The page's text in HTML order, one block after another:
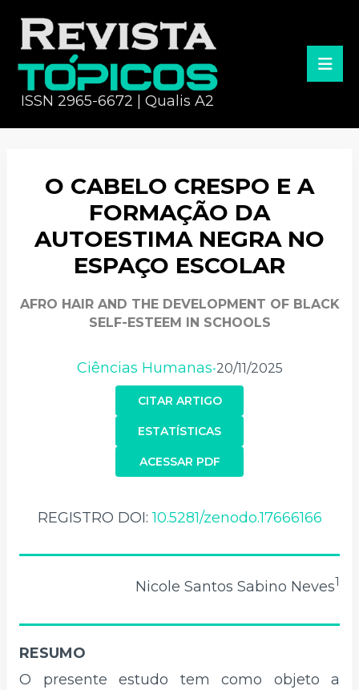
ISSN 2965-6672 | Qualis A2
O CABELO CRESPO E A
FORMAÇÃO DA
AUTOESTIMA NEGRA NO
ESPAÇO ESCOLAR
AFRO HAIR AND THE DEVELOPMENT OF BLACK
SELF-ESTEEM IN SCHOOLS
Ciências Humanas•20/11/2025
CITAR ARTIGO
ACESSAR PDF
ESTATÍSTICAS
REGISTRO DOI:10.5281/zenodo.17666166
Nicole Santos Sabino Neves1
RESUMO
O presente estudo tem como objeto a